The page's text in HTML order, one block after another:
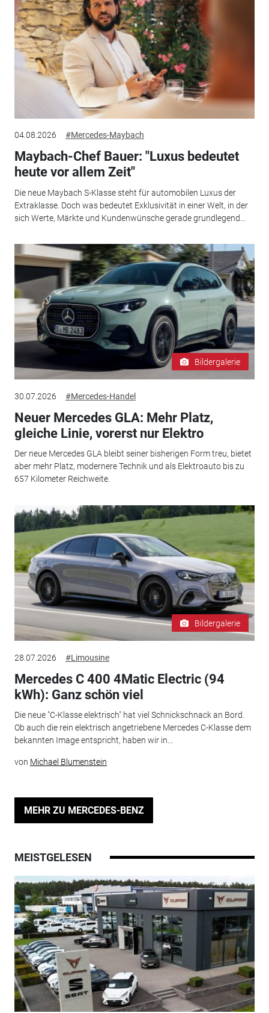
04.08.2026 #Mercedes-Maybach
Maybach-Chef Bauer: "Luxus bedeutet
heute vor allem Zeit"
Die neue Maybach S-Klasse steht für automobilen Luxus der
Extraklasse. Doch was bedeutet Exklusivität in einer Welt, in der
sich Werte, Märkte und Kundenwünsche gerade grundlegend...
Bildergalerie
30.07.2026 #Mercedes-Handel
Neuer Mercedes GLA: Mehr Platz,
gleiche Linie, vorerst nur Elektro
Der neue Mercedes GLA bleibt seiner bisherigen Form treu, bietet
aber mehr Platz, modernere Technik und als Elektroauto bis zu
657 Kilometer Reichweite.
Bildergalerie
28.07.2026 #Limousine
Mercedes C 400 4Matic Electric (94
kWh): Ganz schön viel
Die neue "C-Klasse elektrisch" hat viel Schnickschnack an Bord.
Ob auch die rein elektrisch angetriebene Mercedes C-Klasse dem
bekannten Image entspricht, haben wir in...
von Michael Blumenstein
MEHR ZU MERCEDES-BENZ
MEISTGELESEN